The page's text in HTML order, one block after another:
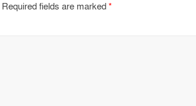
Required fields are marked *